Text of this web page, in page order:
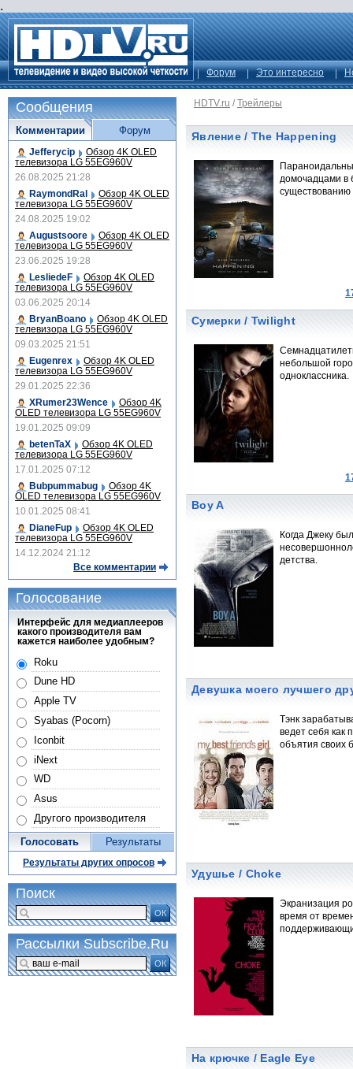
.
Форум Это интересно
HDTV.ru / Трейлеры
Явление / The Happening
домочадцами в
существованию
Сумерки / Twilight
небольшой
одноклассника.
Boy A
Когда Джеку
детства.
Девушка моего лучшего
Тэнк
ведет себя как
объятия своих
Удушье / Choke
Экранизация
время от
На крючке / Eagle Eye
Сообщения
Комментарии
Jefferycip Обзор 4K OLED
телевизора LG 55EG960V
26.08.2025 21:28
RaymondRal
Обзор 4K OLED
телевизора LG 55EG960V
24.08.2025 19:02
Augustsoore
Обзор 4K OLED
телевизора LG 55EG960V
23.06.2025 19:28
LesliedeF
Обзор 4K OLED
телевизора LG 55EG960V
03.06.2025 20:14
BryanBoano
Обзор 4K OLED
телевизора LG 55EG960V
09.03.2025 21:51
Eugenrex
Обзор 4K OLED
телевизора LG 55EG960V
29.01.2025 22:36
XRumer23Wence
Обзор 4K
OLED телевизора LG 55EG960V
19.01.2025 09:09
betenTaX
Обзор 4K OLED
телевизора LG 55EG960V
17.01.2025 07:12
Bubpummabug
Обзор 4K
OLED телевизора LG 55EG960V
10.01.2025 08:41
DianeFup
Обзор 4K OLED
телевизора LG 55EG960V
14.12.2024 21:12
Все комментарии
Форум
Голосование
Интерфейс для медиаплееров
какого производителя вам
кажется наиболее удобным?
Roku
Dune HD
Apple TV
Syabas (Pocorn)
Iconbit
iNext
WD
Asus
Другого производителя
Голосовать Результаты
Результаты других опросов
Поиск
ОК
Рассылки Subscribe.Ru
ОК